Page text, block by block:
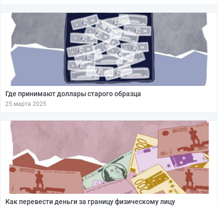
Где принимают доллары старого образца
25 марта 2025
Как перевести деньги за границу физическому лицу